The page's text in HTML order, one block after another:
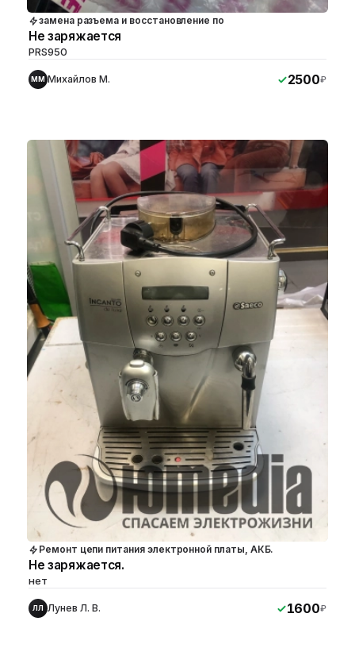
замена разъема и восстановление по
Не заряжается
PRS950
ММ Михайлов М. 2500₽
Ремонт цепи питания электронной платы, АКБ.
Не заряжается.
нет
ЛЛ Лунев Л. В. 1600₽